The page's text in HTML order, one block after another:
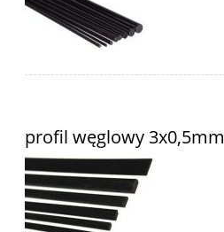
profil węglowy 3x0,5mm